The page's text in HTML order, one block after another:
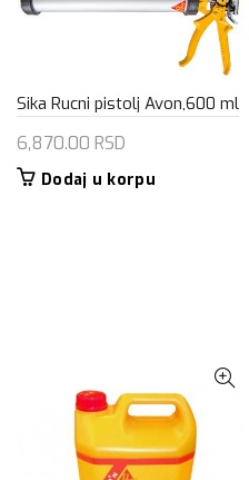
Sika Rucni pistolj Avon,600 ml
6,870.00 RSD
Dodaj u korpu